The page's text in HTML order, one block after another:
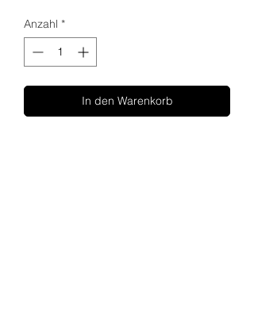
Anzahl *
In den Warenkorb